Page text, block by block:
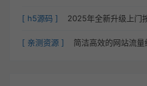
[ h5源码 ] 2025年全新升级上门
[ 亲测资源 ]